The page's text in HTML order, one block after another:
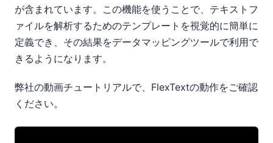
が含まれています。この機能を使うことで、テキストフ
ァイルを解析するためのテンプレートを視覚的に簡単に
定義でき、その結果をデータマッピングツールで利用で
きるようになります。
弊社の動画チュートリアルで、FlexTextの動作をご確認
ください。